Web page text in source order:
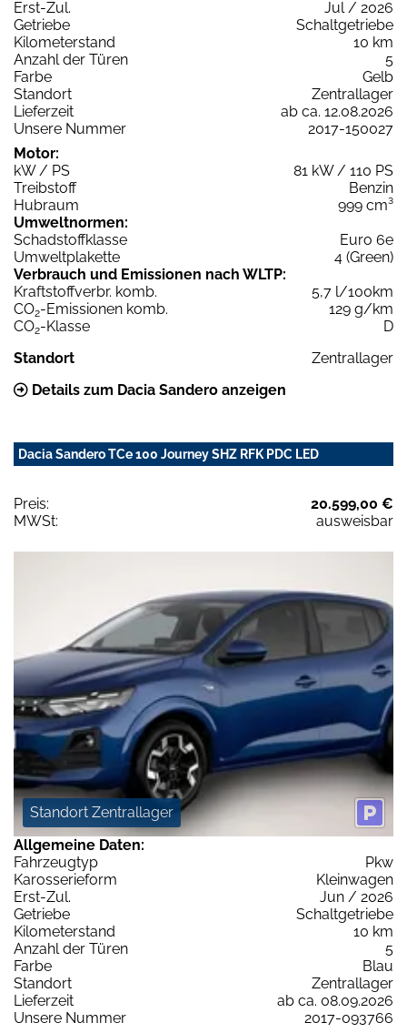
Erst-Zul.
Jul / 2026
Getriebe
Schaltgetriebe
Kilometerstand
10 km
Anzahl der Türen
5
Farbe
Gelb
Standort
Zentrallager
Lieferzeit
ab ca. 12.08.2026
Unsere Nummer
2017-150027
Motor:
kW / PS
81 kW / 110 PS
Treibstoff
Benzin
Hubraum
999 cm³
Umweltnormen:
Schadstoffklasse
Euro 6e
Umweltplakette
4 (Green)
Verbrauch und Emissionen nach WLTP:
Kraftstoffverbr. komb.
5,7 l/100km
CO2-Emissionen komb.
129 g/km
CO2-Klasse
D
Standort
Zentrallager
Details zum Dacia Sandero anzeigen
Dacia Sandero TCe 100 Journey SHZ RFK PDC LED
Preis:
20.599,00 €
MWSt:
ausweisbar
Standort Zentrallager
Allgemeine Daten:
Fahrzeugtyp
Pkw
Karosserieform
Kleinwagen
Erst-Zul.
Jun / 2026
Getriebe
Schaltgetriebe
Kilometerstand
10 km
Anzahl der Türen
5
Farbe
Blau
Standort
Zentrallager
Lieferzeit
ab ca. 08.09.2026
Unsere Nummer
2017-093766